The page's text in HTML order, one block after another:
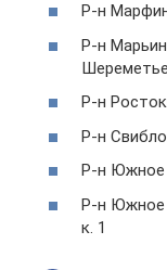
Р-н
Р-н
Р-н
Р-н
Р-н Южное
Р-н Южное
к. 1